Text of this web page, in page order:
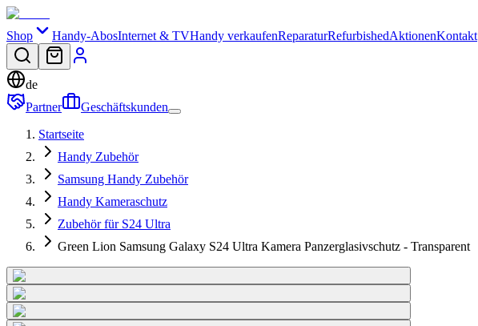
Shop Handy-AbosInternet & TVHandy verkaufenReparaturRefurbishedAktionenKontakt
de
Partner
Geschäftskunden
Startseite
Handy Zubehör
Samsung Handy Zubehör
Handy Kameraschutz
Zubehör für S24 Ultra
Green Lion Samsung Galaxy S24 Ultra Kamera Panzerglasivschutz - Transparent